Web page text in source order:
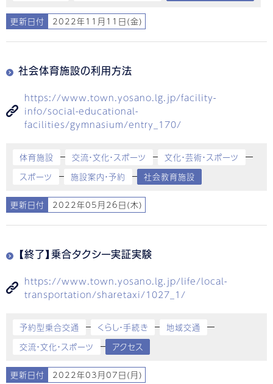
更新日付 2022年11月11日(金)
社会体育施設の利用方法
https://www.town.yosano.lg.jp/facility-
info/social-educational-
facilities/gymnasium/entry_170/
体育施設 交流・文化・スポーツ
文化・芸術・スポーツ
スポーツ
施設案内・予約 社会教育施設
更新日付 2022年05月26日(木)
【終了】乗合タクシー実証実験
https://www.town.yosano.lg.jp/life/local-
transportation/sharetaxi/1027_1/
予約型乗合交通 くらし・手続き
地域交通
交流・文化・スポーツ
アクセス
更新日付 2022年03月07日(月)